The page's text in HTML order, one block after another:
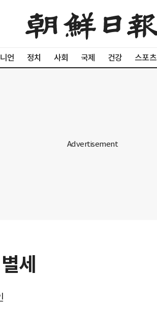
언 정치 사회 국제 건강 스포츠
세